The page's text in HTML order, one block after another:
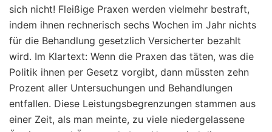
sich nicht! Fleißige Praxen werden vielmehr bestraft,
indem ihnen rechnerisch sechs Wochen im Jahr nichts
für die Behandlung gesetzlich Versicherter bezahlt
wird. Im Klartext: Wenn die Praxen das täten, was die
Politik ihnen per Gesetz vorgibt, dann müssten zehn
Prozent aller Untersuchungen und Behandlungen
entfallen. Diese Leistungsbegrenzungen stammen aus
einer Zeit, als man meinte, zu viele niedergelassene